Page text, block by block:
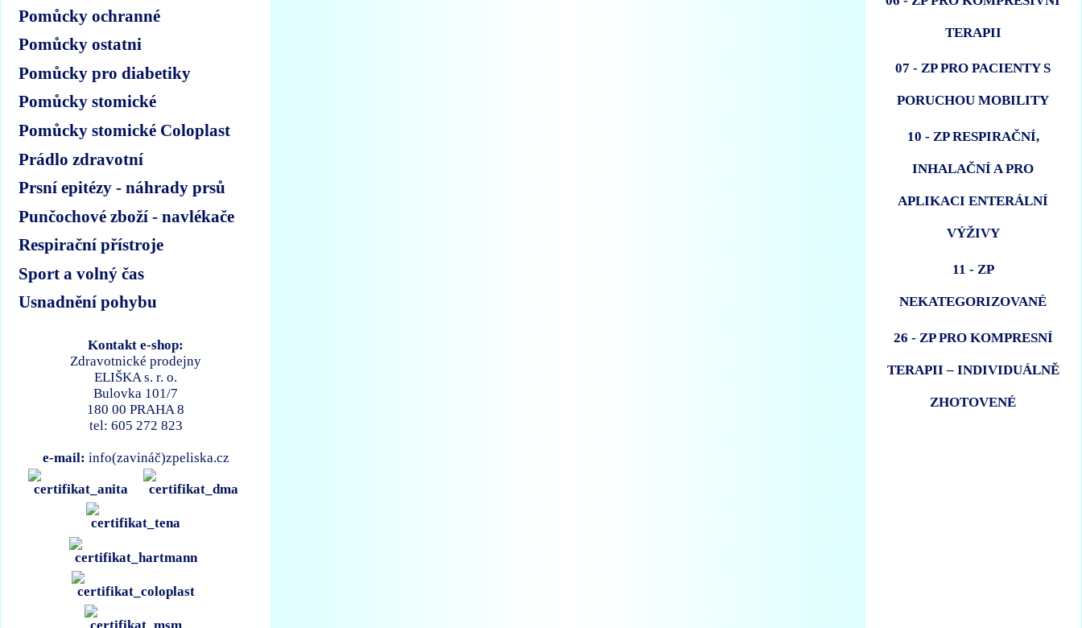
Pomůcky ochranné
Pomůcky ostatni
Pomůcky pro diabetiky
Pomůcky stomické
Pomůcky stomické Coloplast
Prádlo zdravotní
Prsní epitézy - náhrady prsů
Punčochové zboží - navlékače
Respirační přístroje
Sport a volný čas
Usnadnění pohybu
Kontakt e-shop:
Zdravotnické prodejny
ELIŠKA s. r. o.
Bulovka 101/7
180 00 PRAHA 8
tel: 605 272 823
e-mail: info(zavináč)zpeliska.cz
TERAPII
07 - ZP PRO PACIENTY S
PORUCHOU MOBILITY
10 - ZP RESPIRAČNÍ,
INHALAČNÍ A PRO
APLIKACI ENTERÁLNÍ
VÝŽIVY
11 - ZP
NEKATEGORIZOVANÉ
26 - ZP PRO KOMPRESNÍ
TERAPII – INDIVIDUÁLNĚ
ZHOTOVENÉ